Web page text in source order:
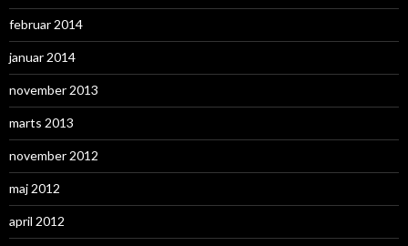
februar 2014
januar 2014
november 2013
marts 2013
november 2012
maj 2012
april 2012